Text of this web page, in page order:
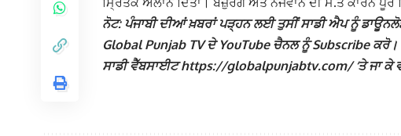
ਨੋਟ: ਪੰਜਾਬੀ ਦੀਆਂ ਖ਼ਬਰਾਂ ਪੜ੍ਹਨ ਲਈ ਤੁਸੀਂ ਸਾਡੀ ਐਪ ਨੂੰ
Global Punjab TV ਦੇ YouTube ਚੈਨਲ ਨੂੰ Subscribe
ਸਾਡੀ ਵੈੱਬਸਾਈਟ https://globalpunjabtv.com/ ‘ਤੇ ਜਾ ਕੇ